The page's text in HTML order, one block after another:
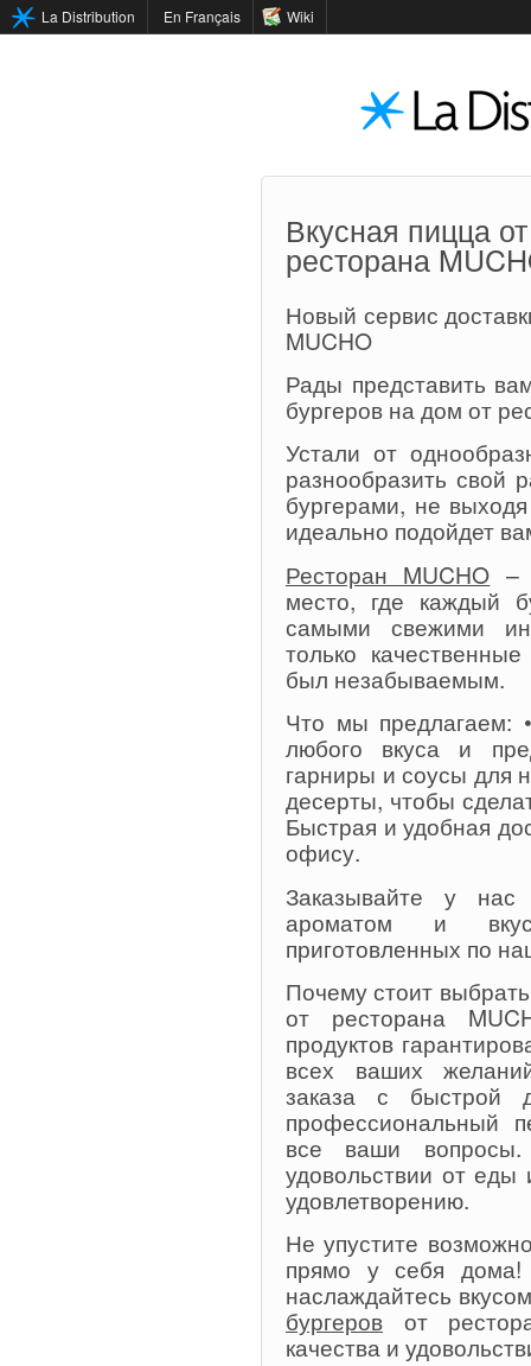
La Distribution En Français Wiki
Вкусная пицца
ресторана
Новый сервис
MUCHO
Рады представить
бургеров на дом от
Устали от
разнообразить свой
бургерами, не
идеально подойдет
Ресторан MUCHO –
место, где каждый
самыми свежими
только
был незабываемым.
Что мы предлагаем:
любого вкуса и
гарниры и соусы для
десерты, чтобы
Быстрая и удобная
офису.
Заказывайте у нас
ароматом и
приготовленных по
Почему стоит
от ресторана
продуктов
всех ваших
заказа с быстрой
профессиональный
все ваши
удовольствии от
удовлетворению.
Не упустите
прямо у себя дома!
наслаждайтесь
бургеров от
качества и